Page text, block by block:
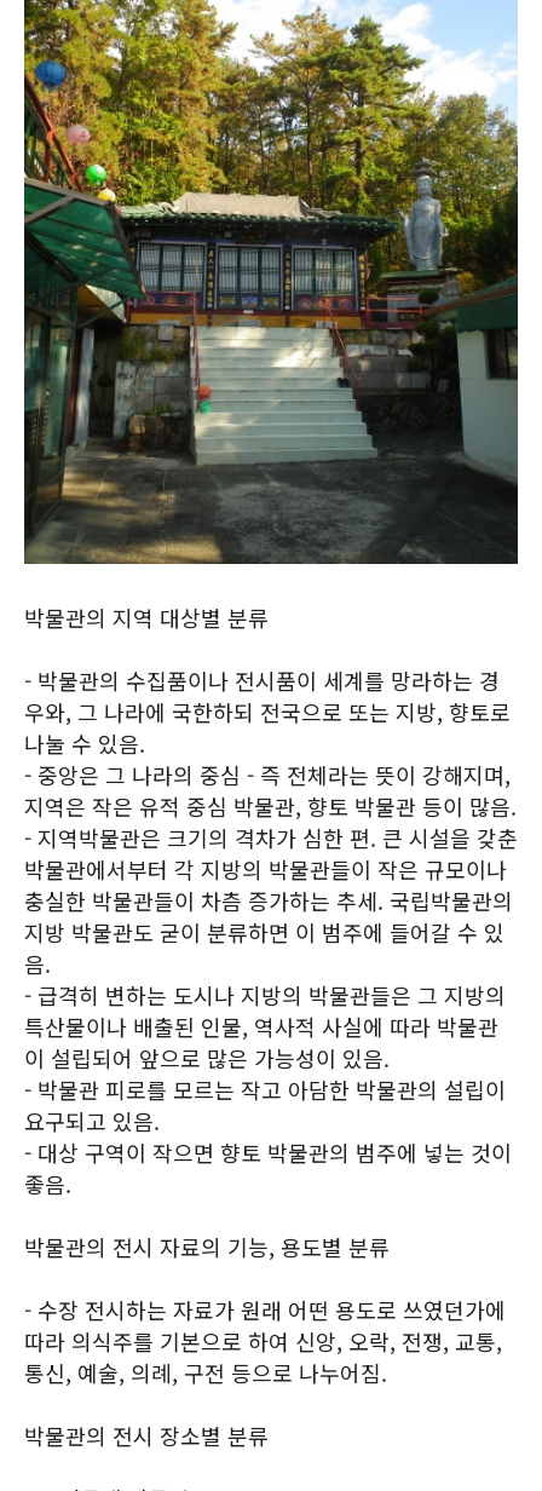
박물관의 지역 대상별 분류
- 박물관의 수집품이나 전시품이 세계를 망라하는 경
우와, 그 나라에 국한하되 전국으로 또는 지방, 향토로
나눌 수 있음.
- 중앙은 그 나라의 중심 - 즉 전체라는 뜻이 강해지며,
지역은 작은 유적 중심 박물관, 향토 박물관 등이 많음.
- 지역박물관은 크기의 격차가 심한 편. 큰 시설을 갖춘
박물관에서부터 각 지방의 박물관들이 작은 규모이나
충실한 박물관들이 차츰 증가하는 추세. 국립박물관의
지방 박물관도 굳이 분류하면 이 범주에 들어갈 수 있
음.
- 급격히 변하는 도시나 지방의 박물관들은 그 지방의
특산물이나 배출된 인물, 역사적 사실에 따라 박물관
이 설립되어 앞으로 많은 가능성이 있음.
- 박물관 피로를 모르는 작고 아담한 박물관의 설립이
요구되고 있음.
- 대상 구역이 작으면 향토 박물관의 범주에 넣는 것이
좋음.
박물관의 전시 자료의 기능, 용도별 분류
- 수장 전시하는 자료가 원래 어떤 용도로 쓰였던가에
따라 의식주를 기본으로 하여 신앙, 오락, 전쟁, 교통,
통신, 예술, 의례, 구전 등으로 나누어짐.
박물관의 전시 장소별 분류